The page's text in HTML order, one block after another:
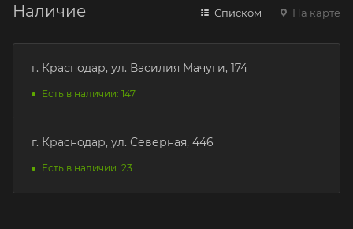
Наличие Списком На карте
г. Краснодар, ул. Василия Мачуги, 174
Есть в наличии: 147
г. Краснодар, ул. Северная, 446
Есть в наличии: 23